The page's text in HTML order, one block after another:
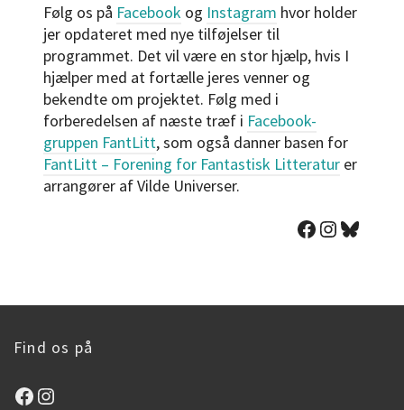
Følg os på Facebook og Instagram hvor holder
jer opdateret med nye tilføjelser til
programmet. Det vil være en stor hjælp, hvis I
hjælper med at fortælle jeres venner og
bekendte om projektet. Følg med i
forberedelsen af næste træf i Facebook-
gruppen FantLitt, som også danner basen for
FantLitt – Forening for Fantastisk Litteratur er
arrangører af Vilde Universer.
Facebook: Vilde Universer Instagram: Vilde Universer Bluesky
Find os på
Facebook
Instagram